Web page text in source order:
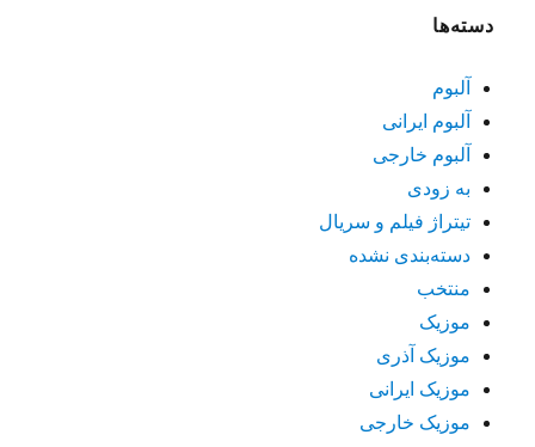
دسته‌ها
آلبوم
آلبوم ایرانی
آلبوم خارجی
به زودی
تیتراژ فیلم و سریال
دسته‌بندی نشده
منتخب
موزیک
موزیک آذری
موزیک ایرانی
موزیک خارجی